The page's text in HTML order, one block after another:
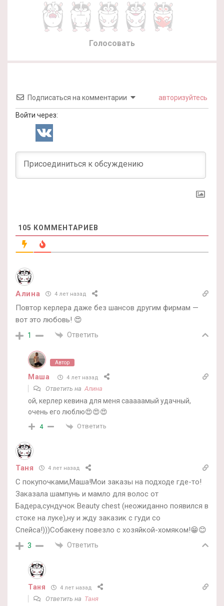
Голосовать
Подписаться на комментарии авторизуйтесь
Войти через:
105 КОММЕНТАРИЕВ
Алина 4 лет назад
Повтор керлера даже без шансов другим фирмам —
вот это любовь! 😍
1 Ответить
Автор
Маша 4 лет назад
Ответить наАлина
ой, керлер кевина для меня сааааамый удачный,
очень его люблю😍😍😍
4 Ответить
Таня 4 лет назад
С покупочками,Маша!Мои заказы на подходе где-то!
Заказала шампунь и мамло для волос от
Бадера,сундучок Beauty chest (неожиданно появился в
стоке на луке),ну и жду заказик с гуди со
Спейса!)))Собакену повезло с хозяйкой-хомяком!😁😊
3 Ответить
Таня 4 лет назад
Ответить на Таня